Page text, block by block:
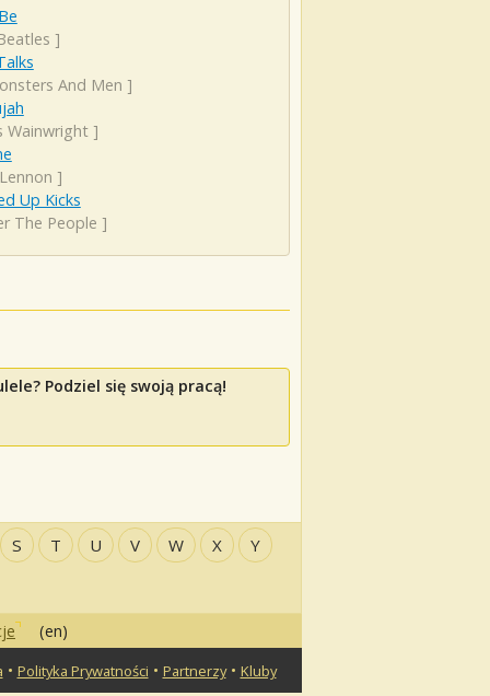
]
And Men ]
Wainwright]
]
Up Kicks
The People ]
Podziel się swoją pracą!
S T U V W X Y
(en)
• Polityka Prywatności • Partnerzy• Kluby